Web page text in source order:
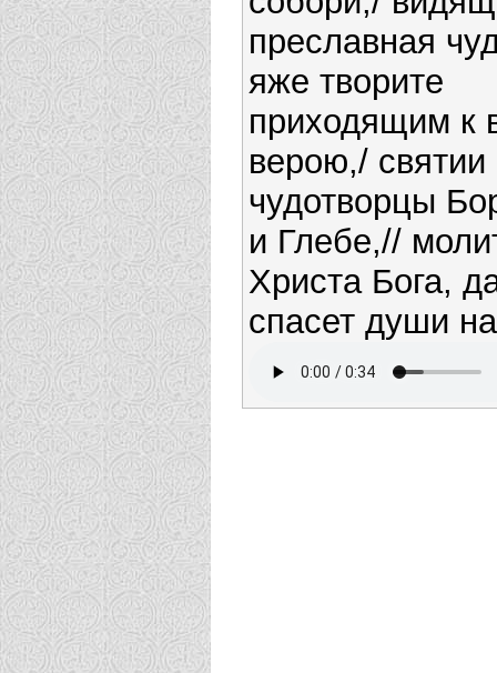
преславная
яже творите
приходящим к
верою,/ святии
чудотворцы
и Глебе,//
Христа Бога,
спасет души